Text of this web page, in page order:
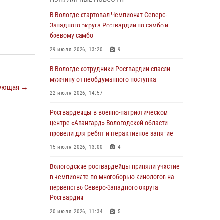
→
округа Росгвардии по спортивному и боевому
самбо
03 августа 2026, 08:54 8 1
ЗА МИНУВШУЮ НЕДЕЛЮ СОТРУДНИКАМИ
В ВОЛОГОДСКОЙ ОБЛАСТИ ЗАДЕРЖАНО 23
ПРАВОНАРУШИТЕЛЯ
02 августа 2026, 10:37
Росгвардейцы в г. Соколе задержали
несовершеннолетнего нарушителя
на питбайке
31 июля 2026, 06:43
В Вологде стартовал Чемпионат Северо-
Западного округа Росгвардии по самбо и
боевому самбо
29 июля 2026, 13:20
В Вологде стартовал Чемпионат Северо-
Западного округа Росгвардии по самбо и
боевому самбо
29 июля 2026, 13:20 9
В Вологде сотрудники Росгвардии спасли
мужчину от необдуманного поступка
22 июля 2026, 14:57
Росгвардейцы в военно-патриотическом
центре «Авангард» Вологодской области
провели для ребят интерактивное занятие
15 июля 2026, 13:00 4
Вологодские росгвардейцы приняли участие
в чемпионате по многоборью кинологов на
первенство Северо-Западного округа
Росгвардии
20 июля 2026, 11:34 5